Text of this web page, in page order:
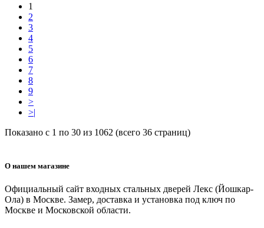
1
2
3
4
5
6
7
8
9
>
>|
Показано с 1 по 30 из 1062 (всего 36 страниц)
О нашем магазине
Официальный сайт входных стальных дверей Лекс (Йошкар-
Ола) в Москве. Замер, доставка и установка под ключ по
Москве и Московской области.